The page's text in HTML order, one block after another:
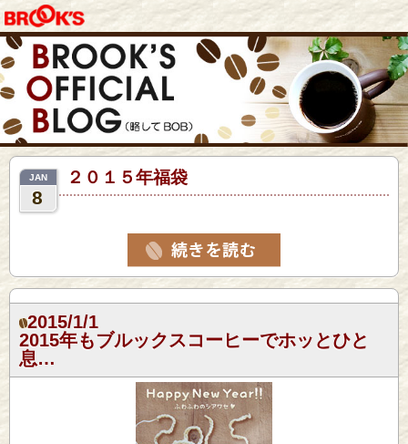
JAN
8
２０１５年福袋
2015/1/1
2015年もブルックスコーヒーでホッとひと
息…